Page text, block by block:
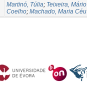
Martinó, Túlia; Teixeira, Mário
Coelho; Machado, Maria Céu